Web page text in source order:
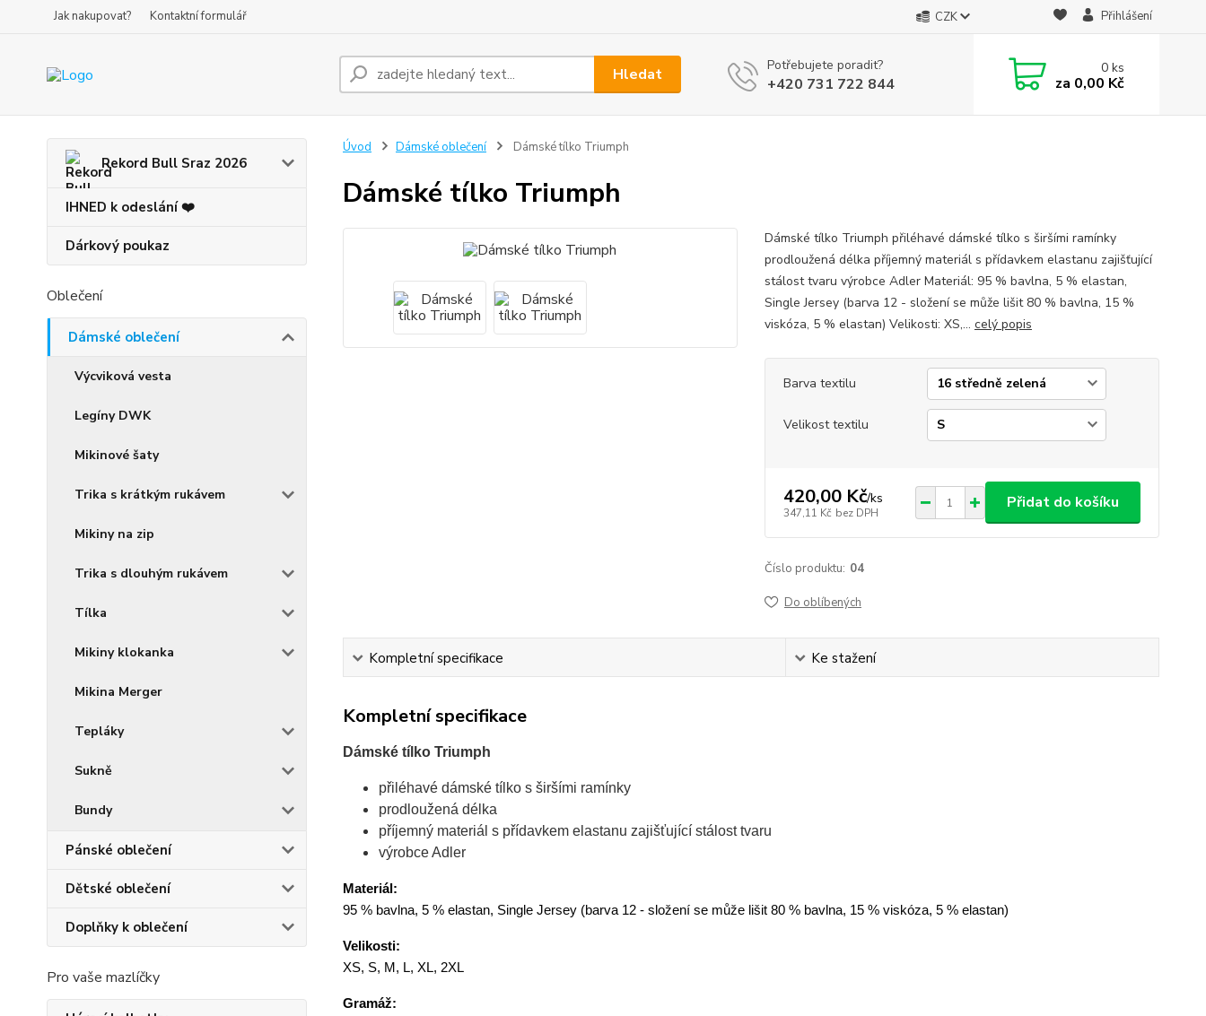
Jak nakupovat? Kontaktní formulář CZK Přihlášení
Hledat Potřebujete poradit?
+420 731 722 844
0ks
za 0,00 Kč
Rekord Bull Sraz 2026
IHNED k odeslání ❤️
Dárkový poukaz
Oblečení
Dámské oblečení
Výcviková vesta
Legíny DWK
Mikinové šaty
Trika s krátkým rukávem
Mikiny na zip
Trika s dlouhým rukávem
Tílka
Mikiny klokanka
Mikina Merger
Tepláky
Sukně
Bundy
Pánské oblečení
Dětské oblečení
Doplňky k oblečení
Pro vaše mazlíčky
Úvod Dámské oblečení Dámské tílko Triumph
Dámské tílko Triumph
Dámské tílko Triumph přiléhavé dámské tílko s širšími ramínky
prodloužená délka příjemný materiál s přídavkem elastanu zajišťující
stálost tvaru výrobce Adler Materiál: 95 % bavlna, 5 % elastan,
Single Jersey (barva 12 - složení se může lišit 80 % bavlna, 15 %
viskóza, 5 % elastan) Velikosti: XS,... celý popis
Barva textilu
Velikost textilu
420,00 Kč/ks
347,11 Kč bez DPH
Přidat do košíku
Číslo produktu: 04
Do oblíbených
Kompletní specifikace Ke stažení
Kompletní specifikace
Dámské tílko Triumph
přiléhavé dámské tílko s širšími ramínky
prodloužená délka
příjemný materiál s přídavkem elastanu zajišťující stálost tvaru
výrobce Adler
Materiál:
95 % bavlna, 5 % elastan, Single Jersey (barva 12 - složení se může lišit 80 % bavlna, 15 % viskóza, 5 % elastan)
Velikosti:
XS, S, M, L, XL, 2XL
Gramáž: